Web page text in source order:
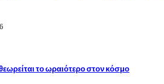
το ωραιότερο στον κόσμο